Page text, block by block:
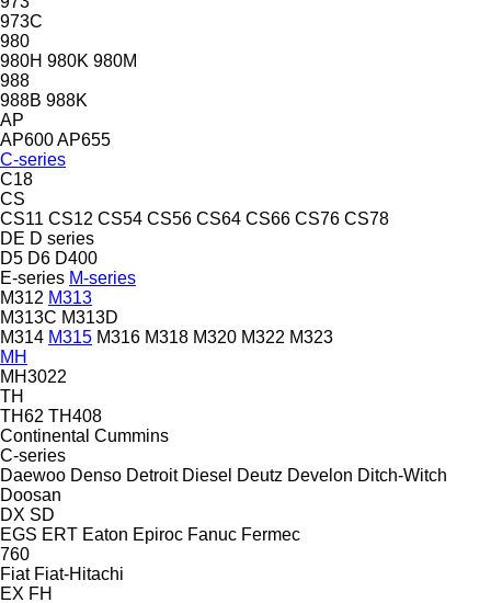
973C
980
980H 980K 980M
988
988B 988K
AP
AP600AP655
C-series
C18
CS
CS11 CS12 CS54 CS56 CS64 CS66 CS76 CS78
DE D series
D5 D6 D400
E-series M-series
M312 M313
M313C M313D
M314 M315 M316 M318 M320 M322 M323
MH
MH3022
TH
TH62 TH408
Continental Cummins
C-series
Daewoo Denso Detroit Diesel Deutz Develon Ditch-Witch
Doosan
DX SD
EGS ERT Eaton Epiroc Fanuc Fermec
760
Fiat Fiat-Hitachi
EX FH